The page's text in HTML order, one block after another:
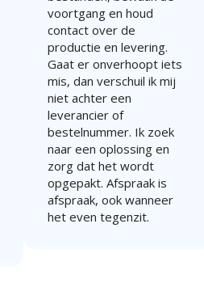
voortgang en houd
contact over de
productie en levering.
Gaat er onverhoopt iets
mis, dan verschuil ik mij
niet achter een
leverancier of
bestelnummer. Ik zoek
naar een oplossing en
zorg dat het wordt
opgepakt. Afspraak is
afspraak, ook wanneer
het even tegenzit.